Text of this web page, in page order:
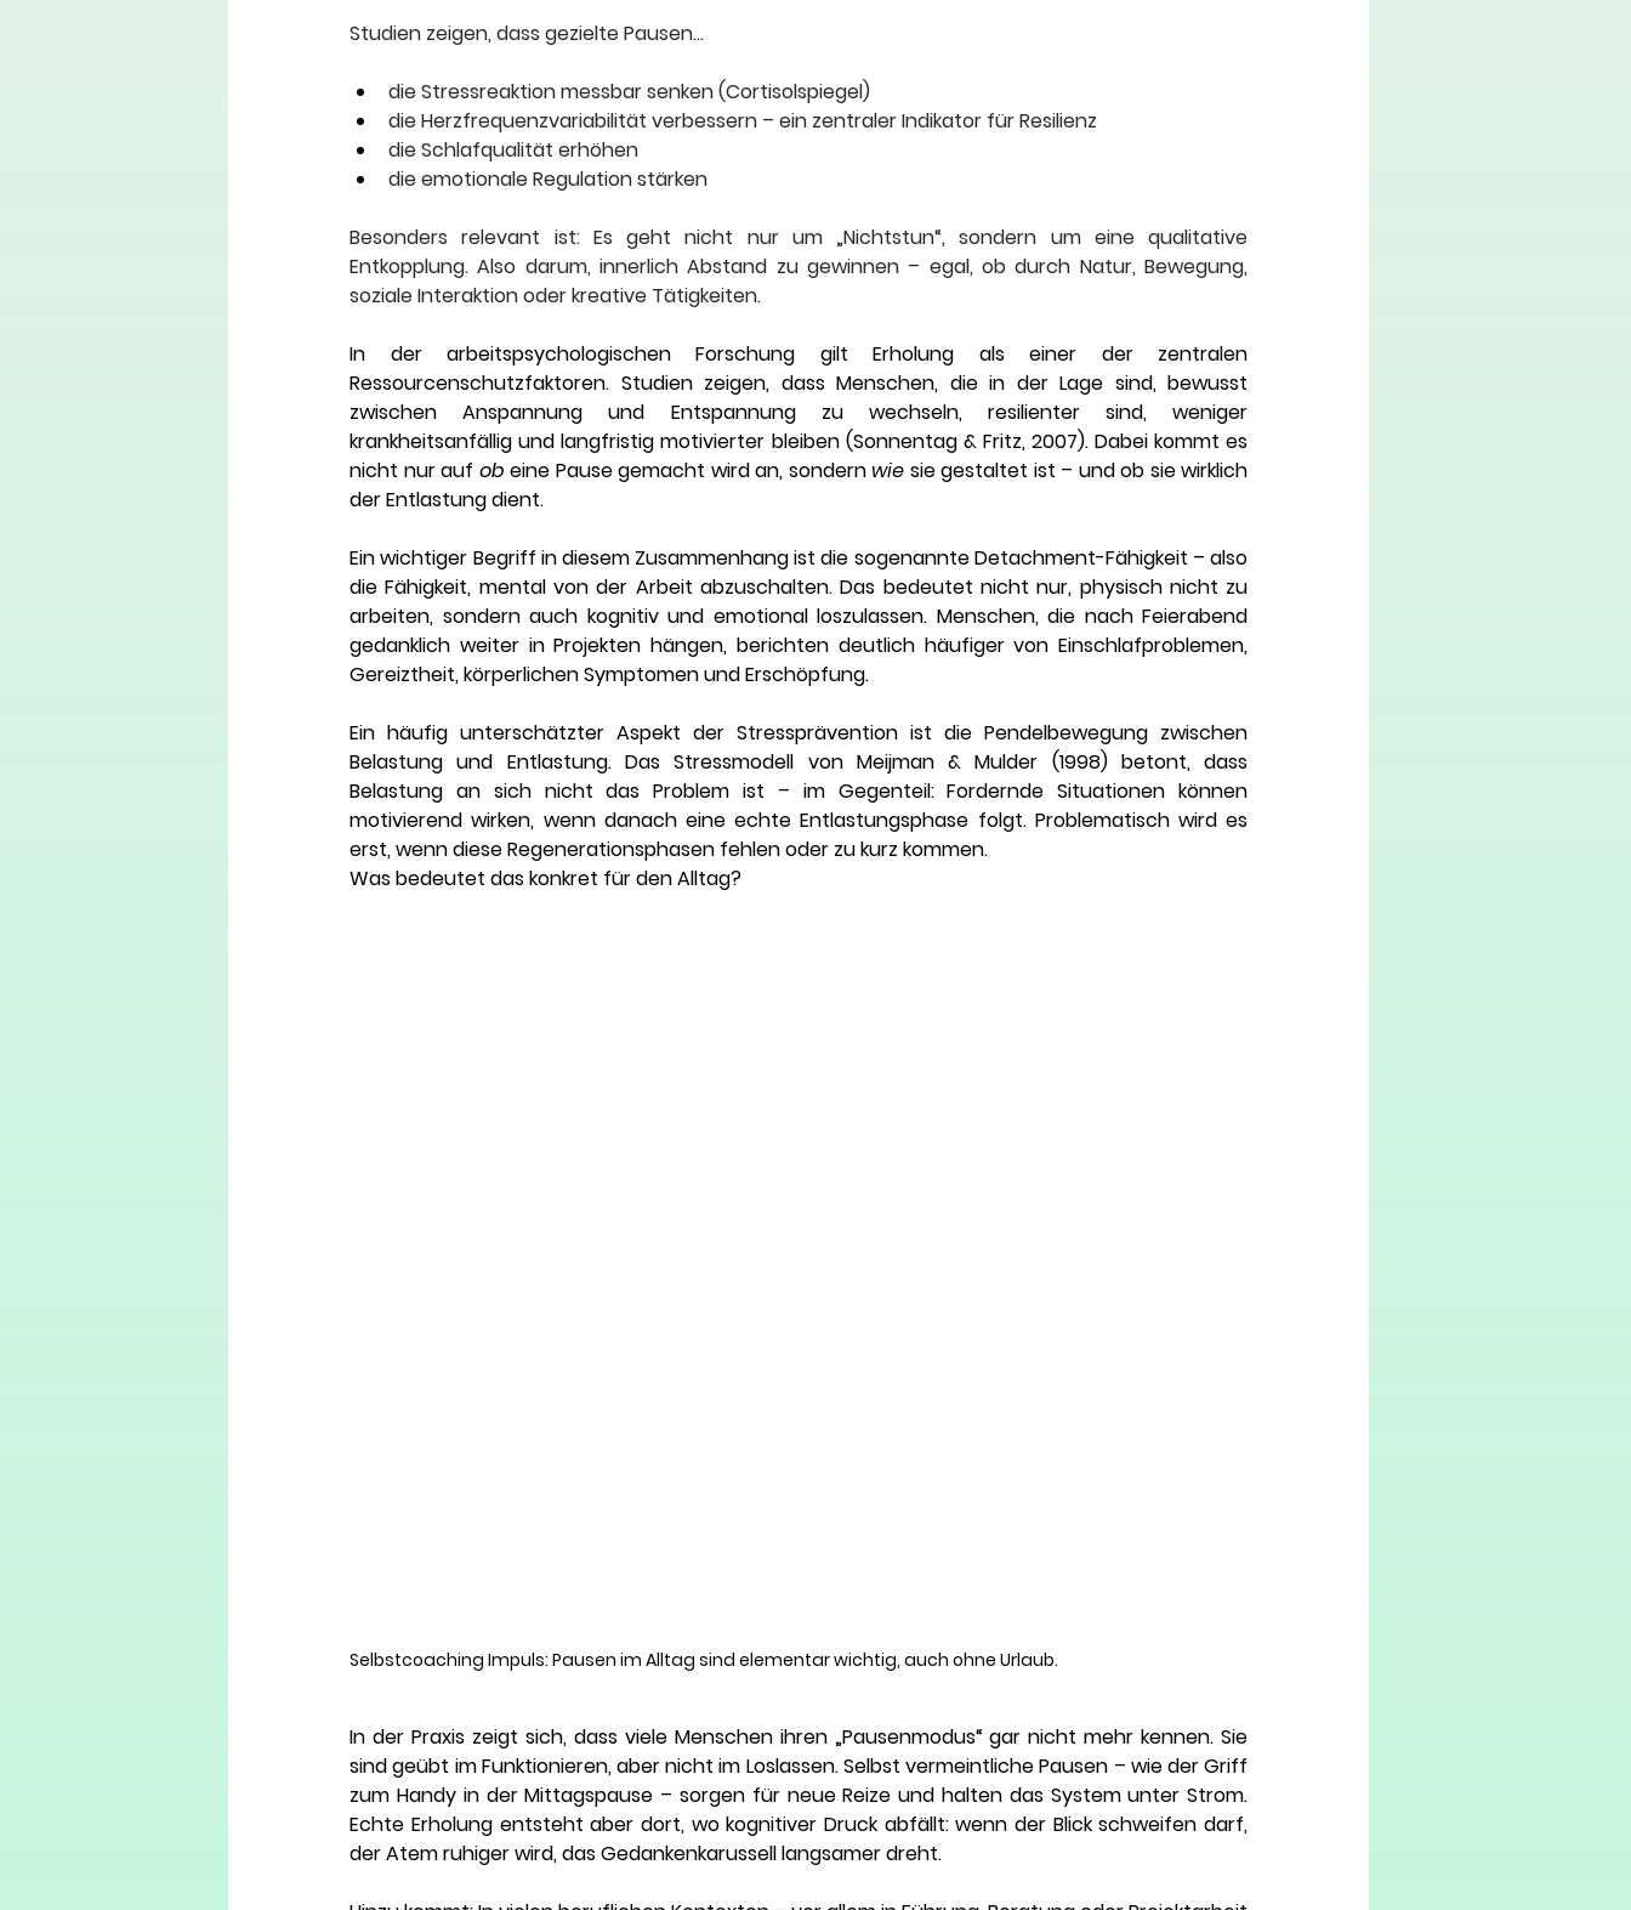
Studien zeigen, dass gezielte Pausen…
die Stressreaktion messbar senken (Cortisolspiegel)
die Herzfrequenzvariabilität verbessern – ein zentraler Indikator für Resilienz
die Schlafqualität erhöhen
die emotionale Regulation stärken
Besonders relevant ist: Es geht nicht nur um „Nichtstun“, sondern um eine qualitative
Entkopplung. Also darum, innerlich Abstand zu gewinnen – egal, ob durch Natur, Bewegung,
soziale Interaktion oder kreative Tätigkeiten.
In der arbeitspsychologischen Forschung gilt Erholung als einer der zentralen
Ressourcenschutzfaktoren. Studien zeigen, dass Menschen, die in der Lage sind, bewusst
zwischen Anspannung und Entspannung zu wechseln, resilienter sind, weniger
krankheitsanfällig und langfristig motivierter bleiben (Sonnentag & Fritz, 2007). Dabei kommt es
nicht nur auf ob eine Pause gemacht wird an, sondern wie sie gestaltet ist – und ob sie wirklich
der Entlastung dient.
Ein wichtiger Begriff in diesem Zusammenhang ist die sogenannte Detachment-Fähigkeit – also
die Fähigkeit, mental von der Arbeit abzuschalten. Das bedeutet nicht nur, physisch nicht zu
arbeiten, sondern auch kognitiv und emotional loszulassen. Menschen, die nach Feierabend
gedanklich weiter in Projekten hängen, berichten deutlich häufiger von Einschlafproblemen,
Gereiztheit, körperlichen Symptomen und Erschöpfung.
Ein häufig unterschätzter Aspekt der Stressprävention ist die Pendelbewegung zwischen
Belastung und Entlastung. Das Stressmodell von Meijman & Mulder (1998) betont, dass
Belastung an sich nicht das Problem ist – im Gegenteil: Fordernde Situationen können
motivierend wirken, wenn danach eine echte Entlastungsphase folgt. Problematisch wird es
erst, wenn diese Regenerationsphasen fehlen oder zu kurz kommen.
Was bedeutet das konkret für den Alltag?
Selbstcoaching Impuls: Pausen im Alltag sind elementar wichtig, auch ohne Urlaub.
In der Praxis zeigt sich, dass viele Menschen ihren „Pausenmodus“ gar nicht mehr kennen. Sie
sind geübt im Funktionieren, aber nicht im Loslassen. Selbst vermeintliche Pausen – wie der Griff
zum Handy in der Mittagspause – sorgen für neue Reize und halten das System unter Strom.
Echte Erholung entsteht aber dort, wo kognitiver Druck abfällt: wenn der Blick schweifen darf,
der Atem ruhiger wird, das Gedankenkarussell langsamer dreht.